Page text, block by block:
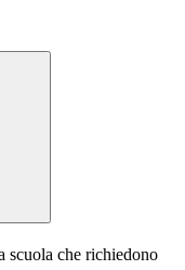
scuola che richiedono